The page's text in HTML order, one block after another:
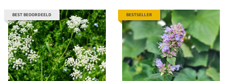
BEST BEOORDEELD BESTSELLER